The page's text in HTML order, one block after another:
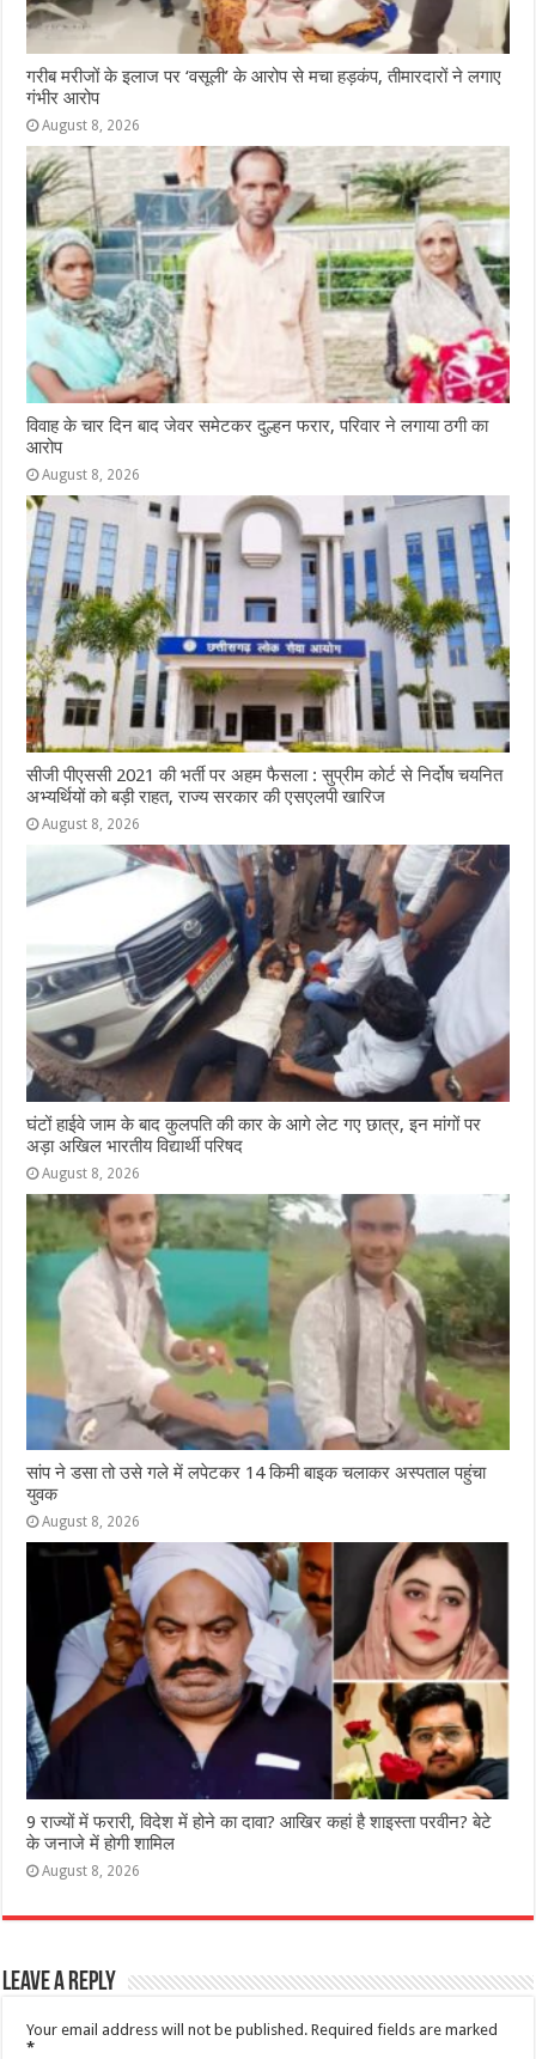
गरीब मरीजों के इलाज पर ‘वसूली’ के आरोप से मचा हड़कंप, तीमारदारों ने लगाए
गंभीर आरोप
August 8, 2026
विवाह के चार दिन बाद जेवर समेटकर दुल्हन फरार, परिवार ने लगाया ठगी का
आरोप
August 8, 2026
सीजी पीएससी 2021 की भर्ती पर अहम फैसला : सुप्रीम कोर्ट से निर्दोष चयनित
अभ्यर्थियों को बड़ी राहत, राज्य सरकार की एसएलपी खारिज
August 8, 2026
घंटों हाईवे जाम के बाद कुलपति की कार के आगे लेट गए छात्र, इन मांगों पर
अड़ा अखिल भारतीय विद्यार्थी परिषद
August 8, 2026
सांप ने डसा तो उसे गले में लपेटकर 14 किमी बाइक चलाकर अस्पताल पहुंचा
युवक
August 8, 2026
9 राज्‍यों में फरारी, व‍िदेश में होने का दावा? आख‍िर कहां है शाइस्‍ता परवीन? बेटे
के जनाजे में होगी शामिल
August 8, 2026
Leave a Reply
Your email address will not be published. Required fields are marked
*